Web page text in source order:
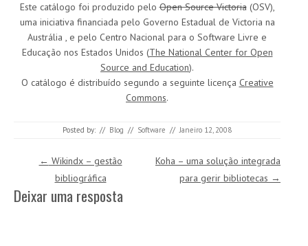
Este catálogo foi produzido peloOpen Source Victoria(OSV),
uma iniciativa financiada pelo Governo Estadual de Victoria na
Austrália , e pelo Centro Nacional para o Software Livre e
Educação nos Estados Unidos (The National Center for Open
Source and Education).
O catálogo é distribuído segundo a seguinte licença Creative
Commons.
Posted by: // Blog // Software // Janeiro 12, 2008
Post navigation
← Wikindx – gestão
bibliográfica
Koha – uma solução integrada
para gerir bibliotecas →
Deixar uma resposta